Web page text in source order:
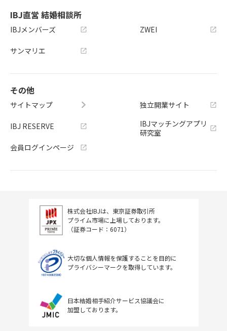
IBJ直営 結婚相談所
IBJメンバーズ
サンマリエ
ZWEI
その他
サイトマップ
IBJ RESERVE
会員ログインページ
独立開業サイト
IBJマッチングアプリ
研究室
株式会社IBJは、東京証券取引所
プライム市場に上場しております。
（証券コード：6071）
大切な個人情報を保護することを目的に
プライバシーマークを取得しています。
日本結婚相手紹介サービス協議会に
加盟しております。